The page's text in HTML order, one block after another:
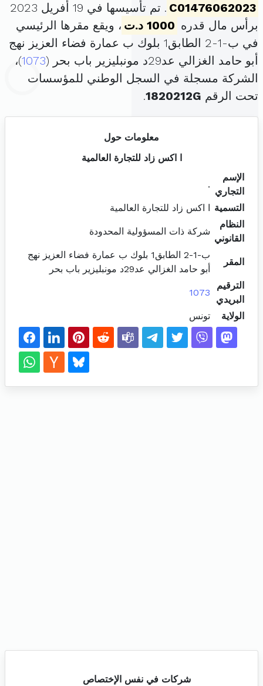
C01476062023
. تم تأسيسها في 19 أفريل 2023
برأس مال قدره 1000 د.ت
، ويقع مقرها الرئيسي
في ب-1-2 الطابق1 بلوك ب عمارة فضاء العزيز نهج
أبو حامد الغزالي عد29د مونبليزير باب بحر (
1073)،
الشركة مسجلة في السجل الوطني للمؤسسات
تحت الرقم 1820212G
.
معلومات حول
ا اكس زاد للتجارة العالمية
الإسم
التجاري
.
التسمية
ا اكس زاد للتجارة العالمية
النظام
القانوني
شركة ذات المسؤولية المحدودة
المقر
ب-1-2 الطابق1 بلوك ب عمارة فضاء العزيز نهج
أبو حامد الغزالي عد29د مونبليزير باب بحر
الترقيم
البريدي
1073
الولاية تونس
شركات في نفس الإختصاص